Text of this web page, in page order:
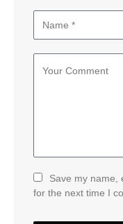
Save my name,
for the next time I